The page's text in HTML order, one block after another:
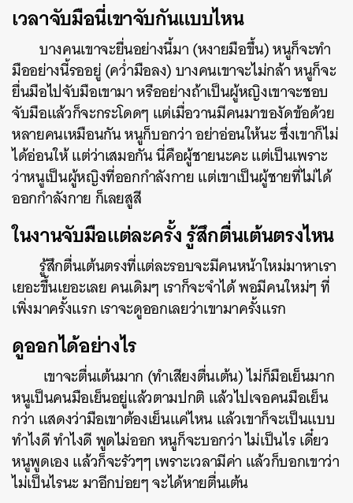
เวลาจับมือนี่เขาจับกันแบบไหน
บางคนเขาจะยื่นอย่างนี้มา (หงายมือขึ้น) หนูก็จะทำ
มืออย่างนี้รออยู่ (คว่ำมือลง) บางคนเขาจะไม่กล้า หนูก็จะ
ยื่นมือไปจับมือเขามา หรืออย่างถ้าเป็นผู้หญิงเขาจะชอบ
จับมือแล้วก็จะกระโดดๆ แต่เมื่อวานมีคนมาของัดข้อด้วย
หลายคนเหมือนกัน หนูก็บอกว่า อย่าอ่อนให้นะ ซึ่งเขาก็ไม่
ได้อ่อนให้ แต่ว่าเสมอกัน นี่คือผู้ชายนะคะ แต่เป็นเพราะ
ว่าหนูเป็นผู้หญิงที่ออกกำลังกาย แต่เขาเป็นผู้ชายที่ไม่ได้
ออกกำลังกาย ก็เลยสูสี
ในงานจับมือแต่ละครั้ง รู้สึกตื่นเต้นตรงไหน
รู้สึกตื่นเต้นตรงที่แต่ละรอบจะมีคนหน้าใหม่มาหาเรา
เยอะขึ้นเยอะเลย คนเดิมๆ เราก็จะจำได้ พอมีคนใหม่ๆ ที่
เพิ่งมาครั้งแรก เราจะดูออกเลยว่าเขามาครั้งแรก
ดูออกได้อย่างไร
เขาจะตื่นเต้นมาก (ทำเสียงตื่นเต้น) ไม่ก็มือเย็นมาก
หนูเป็นคนมือเย็นอยู่แล้วตามปกติ แล้วไปเจอคนมือเย็น
กว่า แสดงว่ามือเขาต้องเย็นแค่ไหน แล้วเขาก็จะเป็นแบบ
ทำไงดี ทำไงดี พูดไม่ออก หนูก็จะบอกว่า ไม่เป็นไร เดี๋ยว
หนูพูดเอง แล้วก็จะรัวๆๆ เพราะเวลามีค่า แล้วก็บอกเขาว่า
ไม่เป็นไรนะ มาอีกบ่อยๆ จะได้หายตื่นเต้น